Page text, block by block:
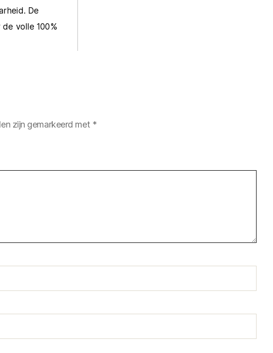
De
volle 100%
zijn gemarkeerd met *